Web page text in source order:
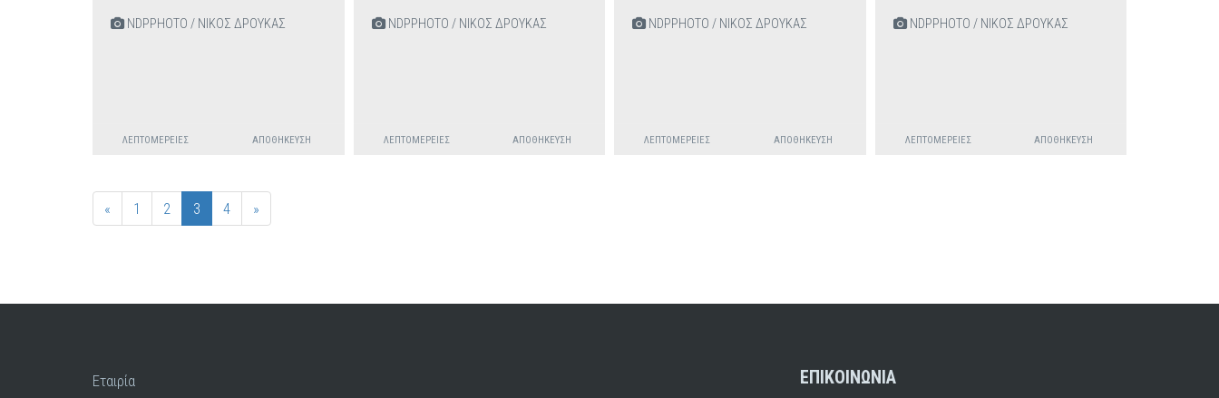
NDPPHOTO / ΝΙΚΟΣ ΔΡΟΥΚΑΣ
ΛΕΠΤΟΜΈΡΕΙΕΣ ΑΠΟΘΉΚΕΥΣΗ
NDPPHOTO / ΝΙΚΟΣ ΔΡΟΥΚΑΣ
ΛΕΠΤΟΜΈΡΕΙΕΣ ΑΠΟΘΉΚΕΥΣΗ
NDPPHOTO / ΝΙΚΟΣ ΔΡΟΥΚΑΣ
ΛΕΠΤΟΜΈΡΕΙΕΣ ΑΠΟΘΉΚΕΥΣΗ
NDPPHOTO / ΝΙΚΟΣ ΔΡΟΥΚΑΣ
ΛΕΠΤΟΜΈΡΕΙΕΣ ΑΠΟΘΉΚΕΥΣΗ
« 1 2 3 4 »
Εταιρία
ΕΠΙΚΟΙΝΩΝΙΑ